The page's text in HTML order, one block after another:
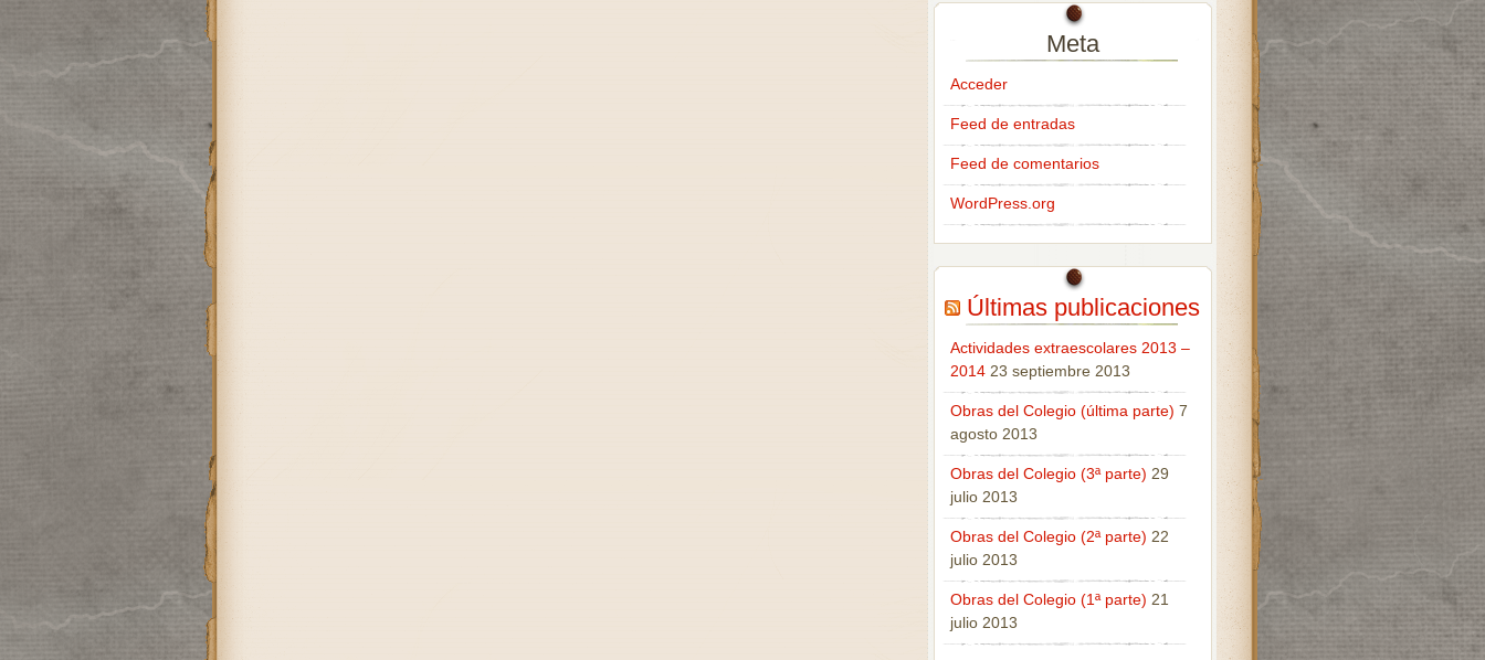
Meta
Acceder
Feed de entradas
Feed de comentarios
WordPress.org
Últimas publicaciones
Actividades extraescolares 2013 –
2014 23 septiembre 2013
Obras del Colegio (última parte) 7
agosto 2013
Obras del Colegio (3ª parte) 29
julio 2013
Obras del Colegio (2ª parte) 22
julio 2013
Obras del Colegio (1ª parte) 21
julio 2013